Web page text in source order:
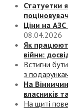
Статуетки
Ціни на АЗС
08.04.2026
Як
війни:
Встигни
з
На
власників
На щиті